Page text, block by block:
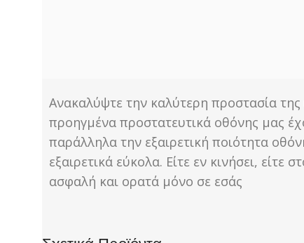
Ανακαλύψτε την καλύτερη προστασία της
προηγμένα προστατευτικά οθόνης μας
παράλληλα την εξαιρετική ποιότητα
εξαιρετικά εύκολα. Είτε εν κινήσει,
ασφαλή και ορατά μόνο σε εσάς